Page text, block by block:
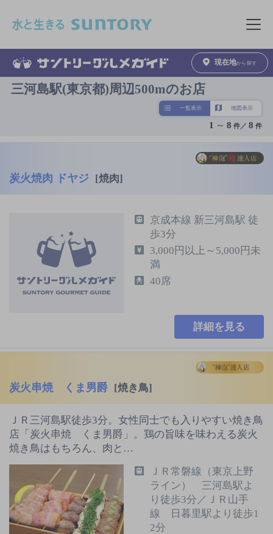
メニュ
現在地から探す
三河島駅(東京都)周辺500mのお店
一覧表示 地図表示
1 ～ 8 件／8 件
炭火焼肉 ドヤジ [焼肉]
京成本線 新三河島駅 徒
歩3分
3,000円以上～5,000円未
満
40席
詳細を見る
炭火串焼 くま男爵 [焼き鳥]
ＪＲ三河島駅徒歩3分。女性同士でも入りやすい焼き鳥
店「炭火串焼 くま男爵」。鶏の旨味を味わえる炭火
焼き鳥はもちろん、肉と…
ＪＲ常磐線（東京上野
ライン） 三河島駅よ
り徒歩3分／ＪＲ山手
線 日暮里駅より徒歩1
2分